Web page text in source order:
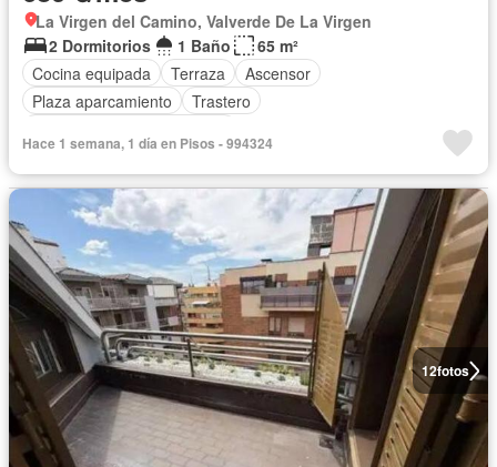
La Virgen del Camino, Valverde De La Virgen
2 Dormitorios
1 Baño
65 m²
Cocina equipada
Terraza
Ascensor
Plaza aparcamiento
Trastero
Hace 1 semana, 1 día en Pisos - 994324
12fotos